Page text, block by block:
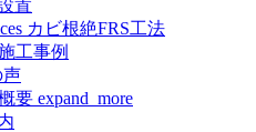
置
カビ根絶FRS工法
工事例
声
要 expand_more